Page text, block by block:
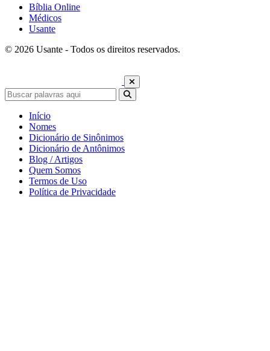
Bíblia Online
Médicos
Usante
© 2026 Usante - Todos os direitos reservados.
Início
Nomes
Dicionário de Sinônimos
Dicionário de Antônimos
Blog / Artigos
Quem Somos
Termos de Uso
Política de Privacidade